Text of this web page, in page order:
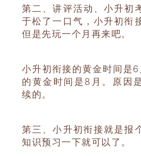
第二、讲评活动、小升初
于松了一口气，小升初衔
但是先玩一个月再来吧。
小升初衔接的黄金时间是
的黄金时间是8月。原因
续的。
第三、小升初衔接就是报
知识预习一下就可以了。